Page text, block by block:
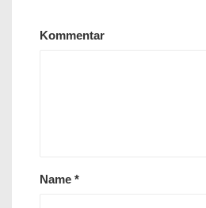
Kommentar
Name *